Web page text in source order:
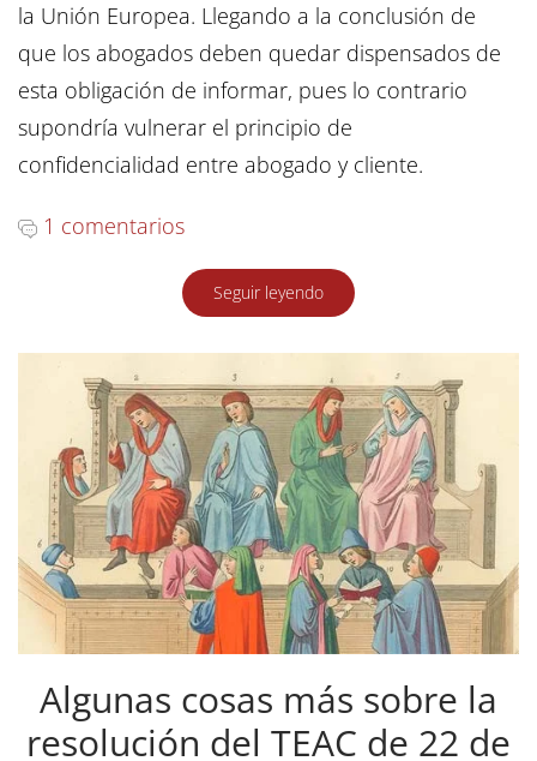
la Unión Europea. Llegando a la conclusión de
que los abogados deben quedar dispensados de
esta obligación de informar, pues lo contrario
supondría vulnerar el principio de
confidencialidad entre abogado y cliente.
1 comentarios
Seguir leyendo
Algunas cosas más sobre la
resolución del TEAC de 22 de